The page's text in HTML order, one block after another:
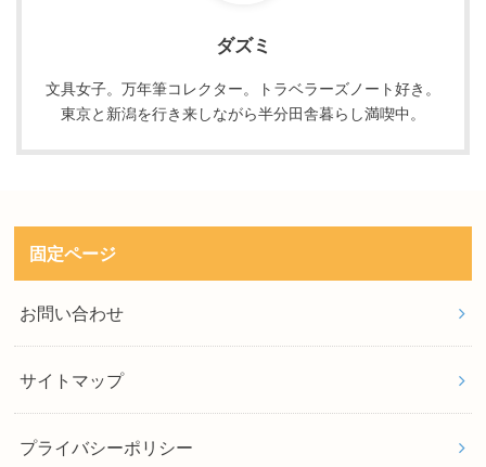
ダズミ
文具女子。万年筆コレクター。トラベラーズノート好き。
東京と新潟を行き来しながら半分田舎暮らし満喫中。
固定ページ
お問い合わせ
サイトマップ
プライバシーポリシー